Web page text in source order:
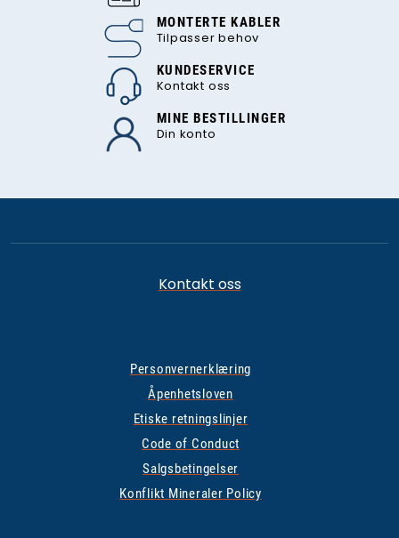
MONTERTE KABLER
Tilpasser behov
KUNDESERVICE
Kontakt oss
MINE BESTILLINGER
Din konto
Kontakt oss
Personvernerklæring
Åpenhetsloven
Etiske retningslinjer
Code of Conduct
Salgsbetingelser
Konflikt Mineraler Policy